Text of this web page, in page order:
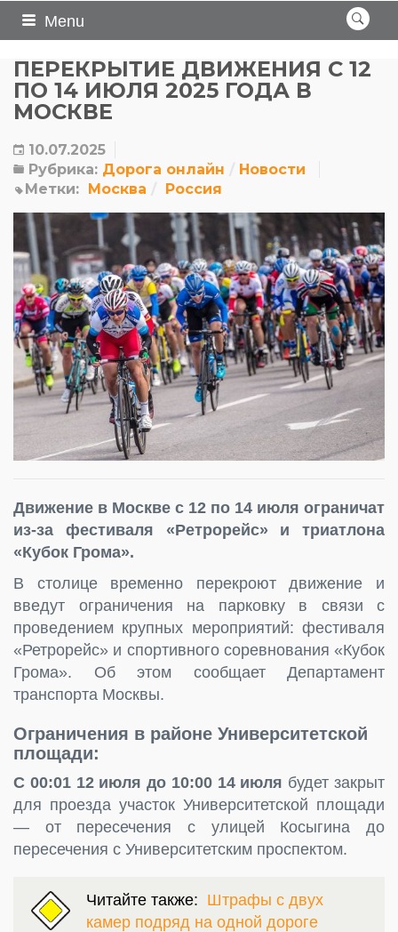
Menu
ПЕРЕКРЫТИЕ ДВИЖЕНИЯ С 12
ПО 14 ИЮЛЯ 2025 ГОДА В
МОСКВЕ
10.07.2025
Рубрика: Дорога онлайн
Новости
Метки: Москва Россия
Движение в Москве с 12 по 14 июля ограничат
из-за фестиваля «Ретрорейс» и триатлона
«Кубок Грома».
В столице временно перекроют движение и
введут ограничения на парковку в связи с
проведением крупных мероприятий: фестиваля
«Ретрорейс» и спортивного соревнования «Кубок
Грома». Об этом сообщает Департамент
транспорта Москвы.
Ограничения в районе Университетской
площади:
С 00:01 12 июля до 10:00 14 июля будет закрыт
для проезда участок Университетской площади
— от пересечения с улицей Косыгина до
пересечения с Университетским проспектом.
Читайте также: Штрафы с двух
камер подряд на одной дороге